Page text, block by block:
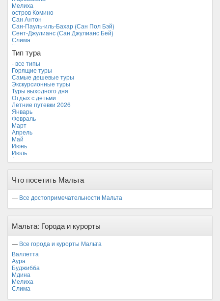
Объединенные Арабские Эмираты
Перу
Россия
Таиланд
Тунис
Турция
Финляндия
Франция
Хорватия
Черногория
Чехия
Мелиха
остров Комино
Сан Антон
Сан-Пауль-иль-Бахар (Сан Пол Бэй)
Сент-Джулианс (Сан Джулианс Бей)
Слима
Чиркева
Тип тура
- все типы
Горящие туры
Самые дешевые туры
Экскурсионные туры
Туры выходного дня
Отдых с детьми
Летние путевки 2026
Январь
Февраль
Март
Апрель
Май
Июнь
Июль
Август
Ноябрь
Что посетить Мальта
— Все достопримечательности Мальта
Мальта: Города и курорты
— Все города и курорты Мальта
Валлетта
Аура
Буджибба
Мдина
Мелиха
Слима